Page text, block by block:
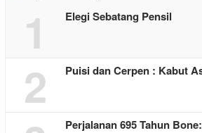
1 Elegi Sebatang Pensil
2 Puisi dan Cerpen : Kabut
Perjalanan 695 Tahun